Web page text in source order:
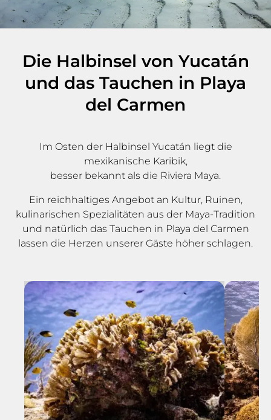
Die Halbinsel von Yucatán
und das Tauchen in Playa
del Carmen
Im Osten der Halbinsel Yucatán liegt die
mexikanische Karibik,
besser bekannt als die Riviera Maya.
Ein reichhaltiges Angebot an Kultur, Ruinen,
kulinarischen Spezialitäten aus der Maya-Tradition
und natürlich das Tauchen in Playa del Carmen
lassen die Herzen unserer Gäste höher schlagen.